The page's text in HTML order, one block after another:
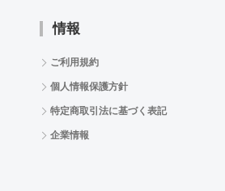
情報
ご利用規約
個人情報保護方針
特定商取引法に基づく表記
企業情報